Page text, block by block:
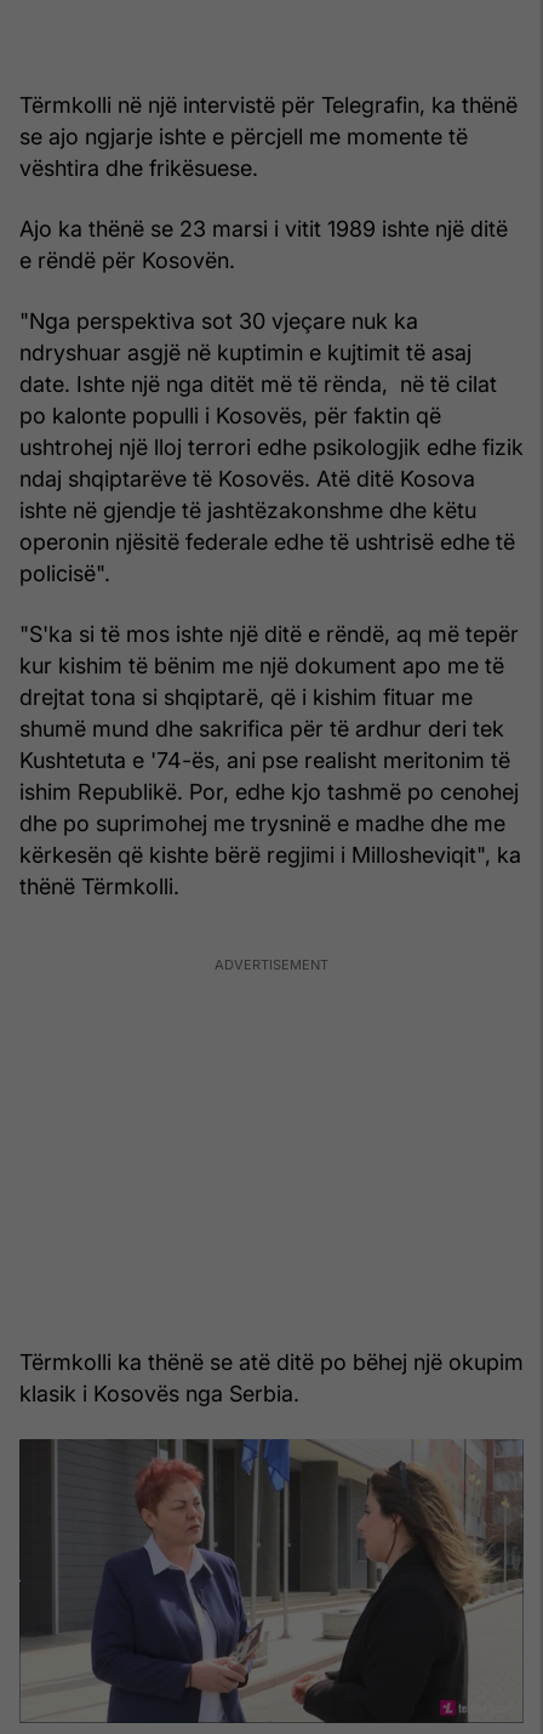
Tërmkolli në një intervistë për Telegrafin, ka thënë
se ajo ngjarje ishte e përcjell me momente të
vështira dhe frikësuese.
Ajo ka thënë se 23 marsi i vitit 1989 ishte një ditë
e rëndë për Kosovën.
"Nga perspektiva sot 30 vjeçare nuk ka
ndryshuar asgjë në kuptimin e kujtimit të asaj
date. Ishte një nga ditët më të rënda, në të cilat
po kalonte populli i Kosovës, për faktin që
ushtrohej një lloj terrori edhe psikologjik edhe fizik
ndaj shqiptarëve të Kosovës. Atë ditë Kosova
ishte në gjendje të jashtëzakonshme dhe këtu
operonin njësitë federale edhe të ushtrisë edhe të
policisë".
"S'ka si të mos ishte një ditë e rëndë, aq më tepër
kur kishim të bënim me një dokument apo me të
drejtat tona si shqiptarë, që i kishim fituar me
shumë mund dhe sakrifica për të ardhur deri tek
Kushtetuta e '74-ës, ani pse realisht meritonim të
ishim Republikë. Por, edhe kjo tashmë po cenohej
dhe po suprimohej me trysninë e madhe dhe me
kërkesën që kishte bërë regjimi i Millosheviqit", ka
thënë Tërmkolli.
Tërmkolli ka thënë se atë ditë po bëhej një okupim
klasik i Kosovës nga Serbia.